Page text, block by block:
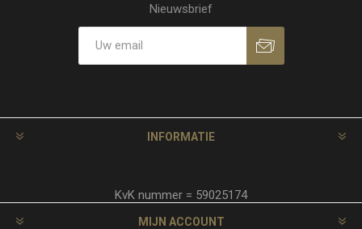
Nieuwsbrief
INFORMATIE
KvK nummer = 59025174
MIJN ACCOUNT